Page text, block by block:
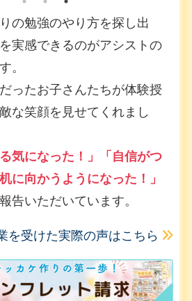
の勉強のやり方を探し出
実感できるのがアシストの
。
ったお子さんたちが体験授
な笑顔を見せてくれまし
気になった！」「自信がつ
に向かうようになった！」
告いただいています。
を受けた実際の声はこちら